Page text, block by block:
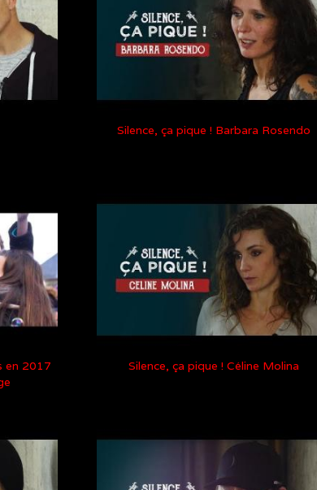
Silence, ça pique ! Barbara Rosendo
en 2017
Silence, ça pique ! Céline Molina